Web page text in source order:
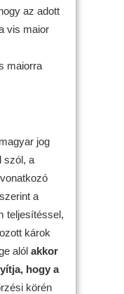
az adott
vis maior
maiorra
jog
szól, a
a
teljesítéssel,
károk
alól akkor
hogy a
körén